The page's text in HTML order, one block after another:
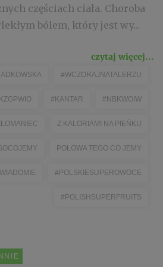
częściach ciała. Choroba
bólem, który jest wy...
czytaj więcej...
#WCZORAJNATALERZU
#KANTAR #NBKWOIW
Z KALORIAMI NA PIEŃKU
POŁOWA TEGO CO JEMY
#POLSKIESUPEROWOCE
#POLISHSUPERFRUITS